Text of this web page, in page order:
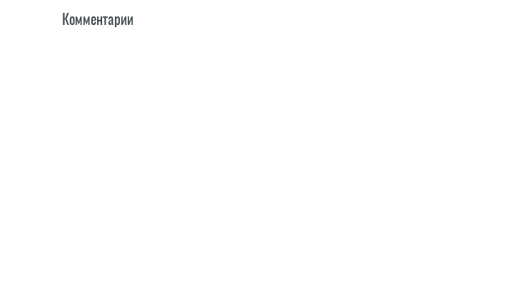
Комментарии